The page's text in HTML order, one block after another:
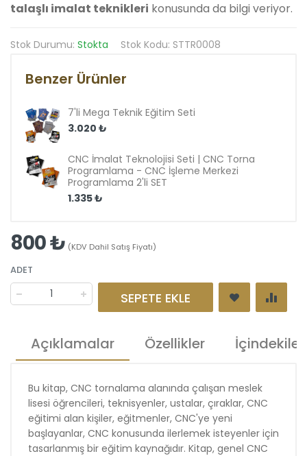
talaşlı imalat teknikleri konusunda da bilgi veriyor.
Stok Durumu: Stokta Stok Kodu: STTR0008
Benzer Ürünler
7'li Mega Teknik Eğitim Seti
3.020 ₺
CNC İmalat Teknolojisi Seti | CNC Torna
Programlama - CNC İşleme Merkezi
Programlama 2'li SET
1.335 ₺
800 ₺ (KDV Dahil Satış Fiyatı)
ADET
SEPETE EKLE
Açıklamalar Özellikler İçindekiler
Bu kitap, CNC tornalama alanında çalışan meslek
lisesi öğrencileri, teknisyenler, ustalar, çıraklar, CNC
eğitimi alan kişiler, eğitmenler, CNC'ye yeni
başlayanlar, CNC konusunda ilerlemek isteyenler için
tasarlanmış bir eğitim kaynağıdır. Kitap, genel CNC